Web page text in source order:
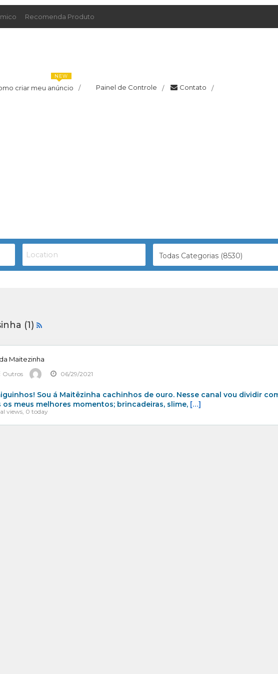
Recomenda Produto
criar meu anúncio /
NEW
Painel de Controle / Contato /
Todas Categorias (8530)
(1)
Maitezinha
Outros 06/29/2021
Sou á Maitêzinha cachinhos de ouro. Nesse canal vou dividir
os meus melhores momentos; brincadeiras, slime, […]
views, 0 today